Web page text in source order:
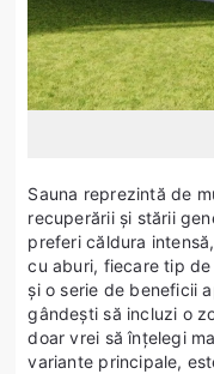
Sauna reprezintă de
recuperării și stării
preferi căldura
cu aburi, fiecare tip
și o serie de beneficii
gândești să incluzi o
doar vrei să înțelegi
variante principale,